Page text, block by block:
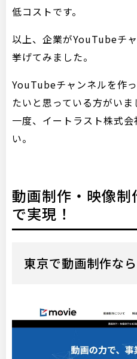
低コストです。
以上、企業がYouTubeチ
挙げてみました。
YouTubeチャンネルを作
たいと思っている方がいま
一度、イートラスト株式
い。
動画制作・映像
で実現！
東京で動画制作な